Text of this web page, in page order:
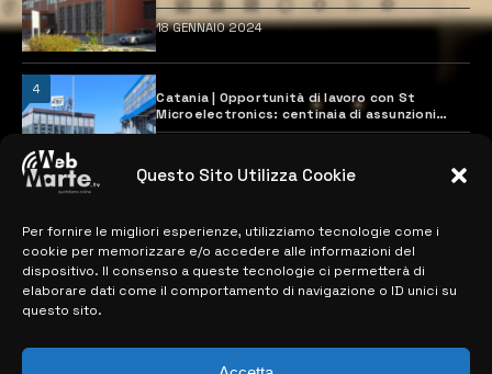
Questo Sito Utilizza Cookie
Per fornire le migliori esperienze, utilizziamo tecnologie come i
cookie per memorizzare e/o accedere alle informazioni del
dispositivo. Il consenso a queste tecnologie ci permetterà di
elaborare dati come il comportamento di navigazione o ID unici su
questo sito.
18 GENNAIO 2024
4
Catania | Opportunità di lavoro con St
Microelectronics: centinaia di assunzioni
previste
MAPPA DEL SITO
> NOTIZIE